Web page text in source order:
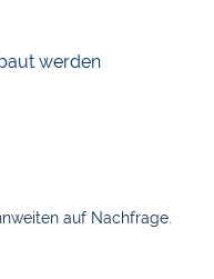
werden
auf Nachfrage.